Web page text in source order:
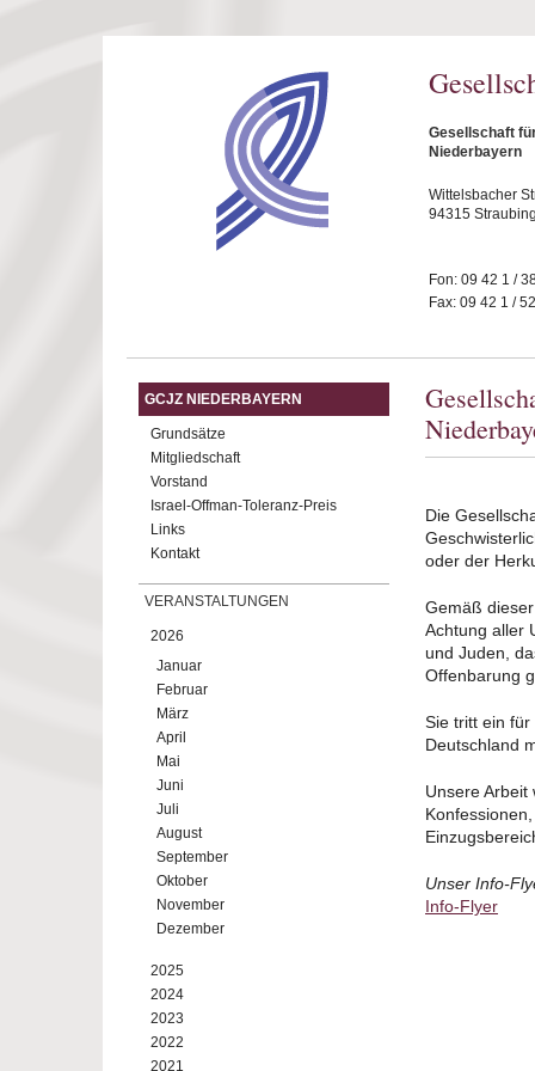
Gesellschaft
Niederbayern
Wittelsbacher
94315
Fon: 09 42 1 /
Fax: 09 42 1 /
GCJZ NIEDERBAYERN
Grundsätze
Mitgliedschaft
Vorstand
Israel-Offman-Toleranz-Preis
Links
Kontakt
VERANSTALTUNGEN
2026
Januar
Februar
März
April
Mai
Juni
Juli
August
September
Oktober
November
Dezember
2025
2024
2023
2022
2021
Die
oder der
Gemäß
Achtung aller
und Juden,
Offenbarung
Sie tritt ein
Deutschland
Unsere
Unser Info-
Info-Flyer